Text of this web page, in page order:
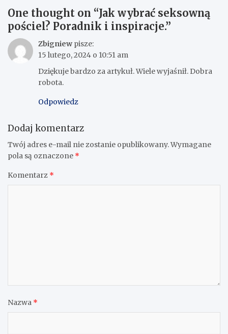
One thought on “Jak wybrać seksowną
pościel? Poradnik i inspiracje.”
Zbigniew pisze:
15 lutego, 2024 o 10:51 am
Dziękuje bardzo za artykuł. Wiele wyjaśnił. Dobra
robota.
Odpowiedz
Dodaj komentarz
Twój adres e-mail nie zostanie opublikowany.Wymagane
pola są oznaczone *
Komentarz *
Nazwa *